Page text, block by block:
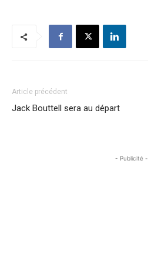
Article précédent
Jack Bouttell sera au départ
- Publicité -